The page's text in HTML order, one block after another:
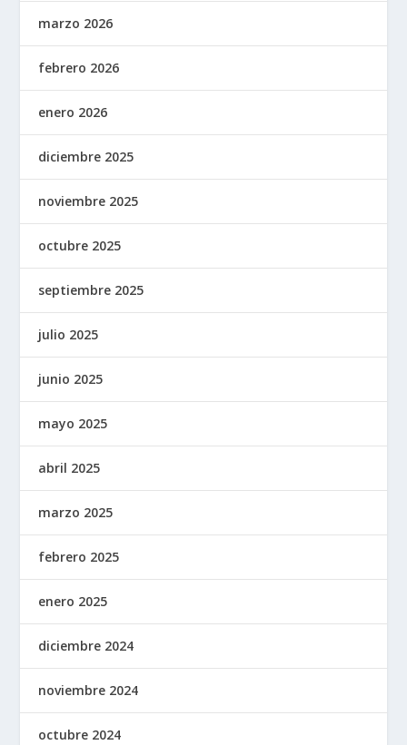
marzo 2026
febrero 2026
enero 2026
diciembre 2025
noviembre 2025
octubre 2025
septiembre 2025
julio 2025
junio 2025
mayo 2025
abril 2025
marzo 2025
febrero 2025
enero 2025
diciembre 2024
noviembre 2024
octubre 2024